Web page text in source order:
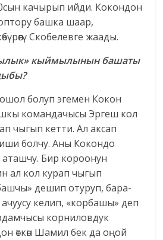
качырып ийди. Кокондон
башка шаар,
Скобелевге жаады.
кыймылынын башаты
болуп эгемен Кокон
командачысы Эргеш кол
чыгып кетти. Ал аксап
болчу. Аны Кокондо
Бир короонун
ал кол курап чыгып
дешип отуруп, бара-
келип, «корбашы» деп
корниловдук
өткөн Шамил бек да оңой